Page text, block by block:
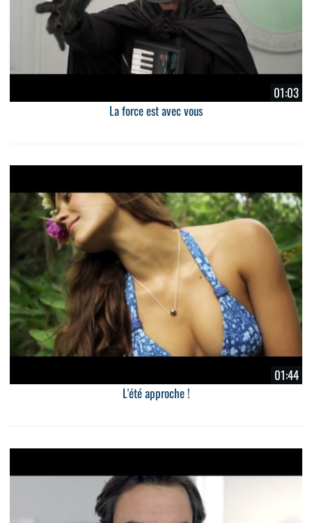
01:03
La force est avec vous
01:44
L'été approche !